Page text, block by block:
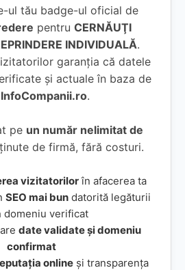
ul tău badge-ul oficial de
pentru CERNĂUŢI
INDIVIDUALĂ.
garanția că datele
și actuale în baza de
InfoCompanii.ro.
pe un număr nelimitat de
de firmă, fără costuri.
vizitatorilorîn afacerea ta
SEO mai bun datorită legăturii
domeniu verificat
date validate și domeniu
confirmat
online și transparența